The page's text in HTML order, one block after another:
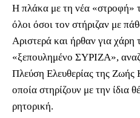
Η πλάκα με τη νέα «στροφή»
όλοι όσοι τον στήριζαν με
Αριστερά και ήρθαν για χάρη
«ξεπουλημένο ΣΥΡΙΖΑ»,
Πλεύση Ελευθερίας της
οποία στηρίζουν με την ίδια
ρητορική.